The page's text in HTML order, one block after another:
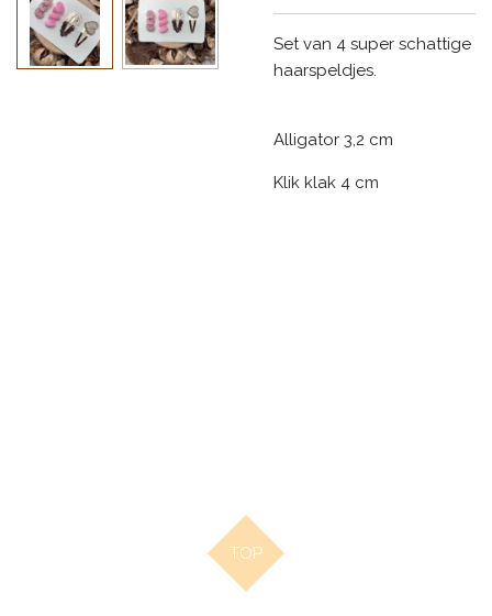
Set van 4 super schattige
haarspeldjes.
Alligator 3,2 cm
Klik klak 4 cm
TOP